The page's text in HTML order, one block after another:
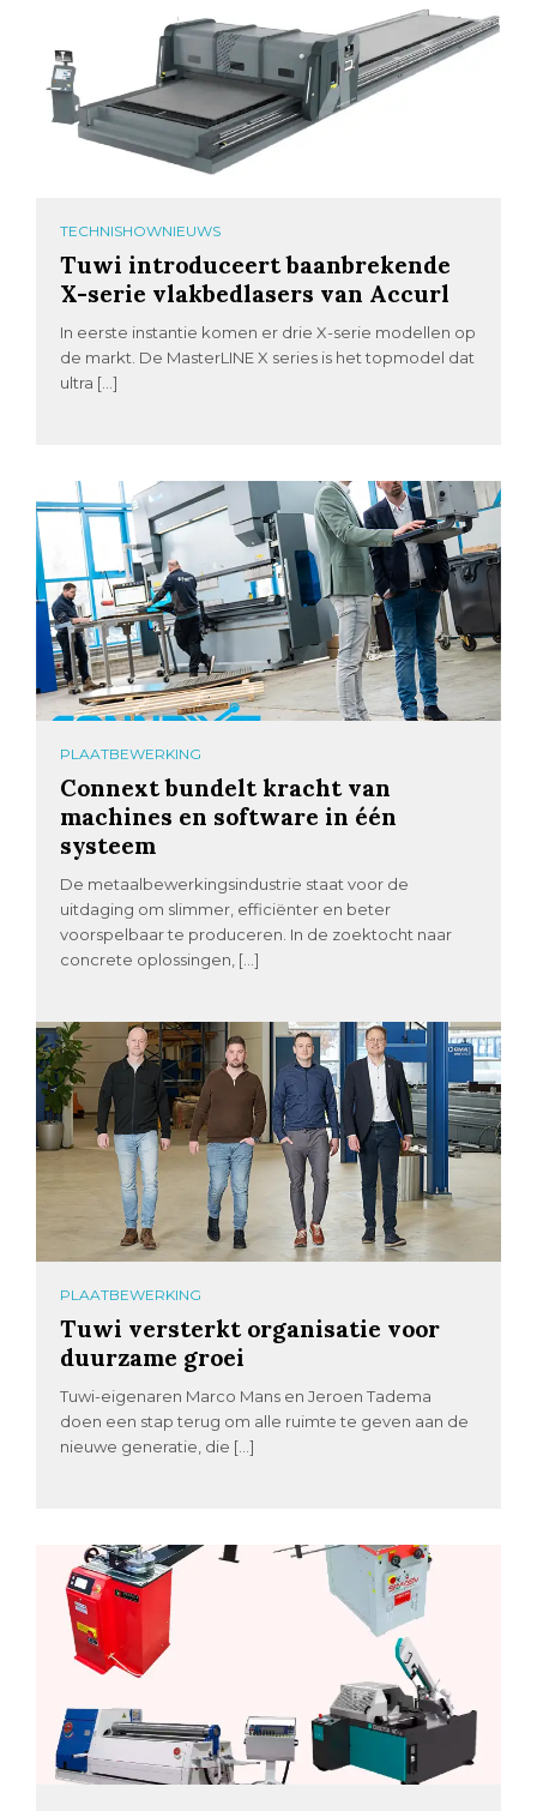
TECHNISHOWNIEUWS
Tuwi introduceert baanbrekende
X-serie vlakbedlasers van Accurl
In eerste instantie komen er drie X-serie modellen op
de markt. De MasterLINE X series is het topmodel dat
ultra […]
PLAATBEWERKING
Connext bundelt kracht van
machines en software in één
systeem
De metaalbewerkingsindustrie staat voor de
uitdaging om slimmer, efficiënter en beter
voorspelbaar te produceren. In de zoektocht naar
concrete oplossingen, […]
PLAATBEWERKING
Tuwi versterkt organisatie voor
duurzame groei
Tuwi-eigenaren Marco Mans en Jeroen Tadema
doen een stap terug om alle ruimte te geven aan de
nieuwe generatie, die […]